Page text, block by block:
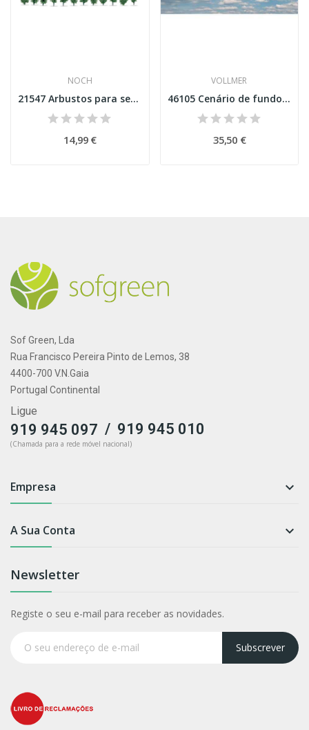
NOCH
21547 Arbustos para sebes
14,99 €
VOLLMER
46105 Cenário de fundo com nuvens 4 partes Esc H0
35,50 €
Sof Green, Lda
Rua Francisco Pereira Pinto de Lemos, 38
4400-700 V.N.Gaia
Portugal Continental
Ligue
919 945 097 / 919 945 010
(Chamada para a rede móvel nacional)
Empresa 
A Sua Conta 
Newsletter
Registe o seu e-mail para receber as novidades.
Subscrever